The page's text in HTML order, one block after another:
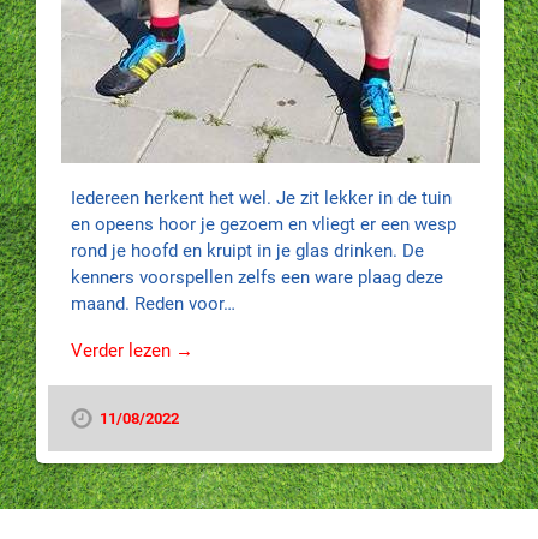
Iedereen herkent het wel. Je zit lekker in de tuin
en opeens hoor je gezoem en vliegt er een wesp
rond je hoofd en kruipt in je glas drinken. De
kenners voorspellen zelfs een ware plaag deze
maand. Reden voor…
Verder lezen →
11/08/2022